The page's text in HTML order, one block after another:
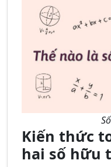
Kiến thức
hai số hữu